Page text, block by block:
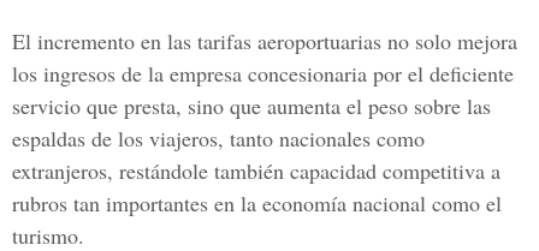
El incremento en las tarifas aeroportuarias no solo mejora
los ingresos de la empresa concesionaria por el deficiente
servicio que presta, sino que aumenta el peso sobre las
espaldas de los viajeros, tanto nacionales como
extranjeros, restándole también capacidad competitiva a
rubros tan importantes en la economía nacional como el
turismo.